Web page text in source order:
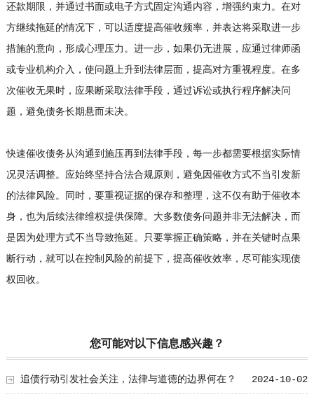
还款期限，并通过书面或电子方式固定沟通内容，增强约束力。在对
方继续拖延的情况下，可以适度提高催收频率，并表达将采取进一步
措施的意向，形成心理压力。进一步，如果仍无进展，应通过律师函
或专业机构介入，使问题上升到法律层面，提高对方重视程度。在多
次催收无果时，应果断采取法律手段，通过诉讼或执行程序解决问
题，避免债务长期悬而未决。
快速催收债务从沟通到施压再到法律手段，每一步都需要根据实际情
况灵活调整。应始终坚持合法合规原则，避免因催收方式不当引发新
的法律风险。同时，要重视证据的保存和整理，这不仅有助于催收本
身，也为后续法律维权提供保障。大多数债务问题并非无法解决，而
是因为处理方式不当导致拖延。只要掌握正确策略，并在关键时点果
断行动，就可以在控制风险的前提下，提高催收效率，尽可能实现债
权回收。
您可能对以下信息感兴趣？
2024-10-02
追债行动引发社会关注，法律与道德的边界何在？